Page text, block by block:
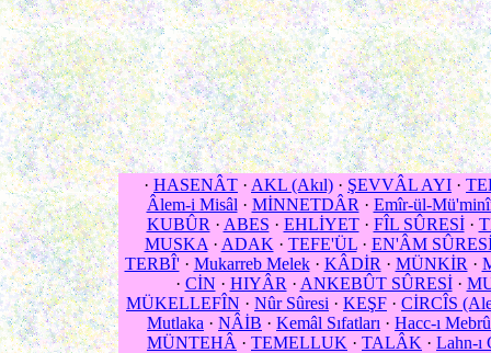
· HASENÂT · AKL (Akıl) · ŞEVVÂL AYI ·
Âlem-i Misâl · MİNNETDÂR · Emîr-ül-
KUBÛR · ABES · EHLİYET· FÎL SÛRESİ·
MUSKA · ADAK · TEFE'ÜL· EN'ÂM
TERBÎ'· Mukarreb Melek· KÂDİR · MÜNKİR ·
· CİN · HIYÂR · ANKEBÛT SÛRESİ·
MÜKELLEFÎN · Nûr Sûresi · KEŞF · CİRCÎS
Mutlaka · NÂİB · Kemâl Sıfatları · Hacc-ı
MÜNTEHÂ · TEMELLUK · TALÂK · Lahn-ı